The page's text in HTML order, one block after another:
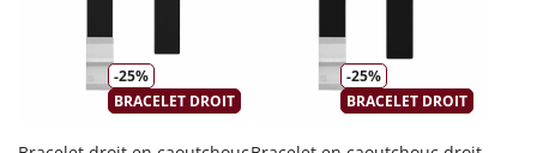
-25%
BRACELET DROIT
-25%
BRACELET DROIT